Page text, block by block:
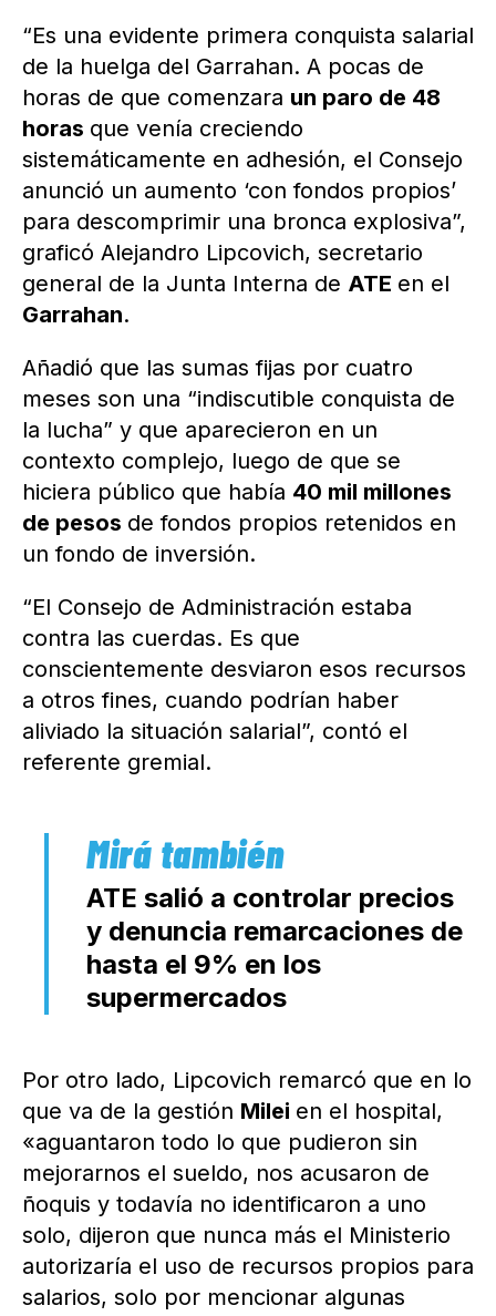
“Es una evidente primera conquista salarial
de la huelga del Garrahan. A pocas de
horas de que comenzara un paro de 48
horas que venía creciendo
sistemáticamente en adhesión, el Consejo
anunció un aumento ‘con fondos propios’
para descomprimir una bronca explosiva”,
graficó Alejandro Lipcovich, secretario
general de la Junta Interna de ATE en el
Garrahan.
Añadió que las sumas fijas por cuatro
meses son una “indiscutible conquista de
la lucha” y que aparecieron en un
contexto complejo, luego de que se
hiciera público que había 40 mil millones
de pesos de fondos propios retenidos en
un fondo de inversión.
“El Consejo de Administración estaba
contra las cuerdas. Es que
conscientemente desviaron esos recursos
a otros fines, cuando podrían haber
aliviado la situación salarial”, contó el
referente gremial.
ATE salió a controlar precios
y denuncia remarcaciones de
hasta el 9% en los
supermercados
Por otro lado, Lipcovich remarcó que en lo
que va de la gestión Milei en el hospital,
«aguantaron todo lo que pudieron sin
mejorarnos el sueldo, nos acusaron de
ñoquis y todavía no identificaron a uno
solo, dijeron que nunca más el Ministerio
autorizaría el uso de recursos propios para
salarios, solo por mencionar algunas